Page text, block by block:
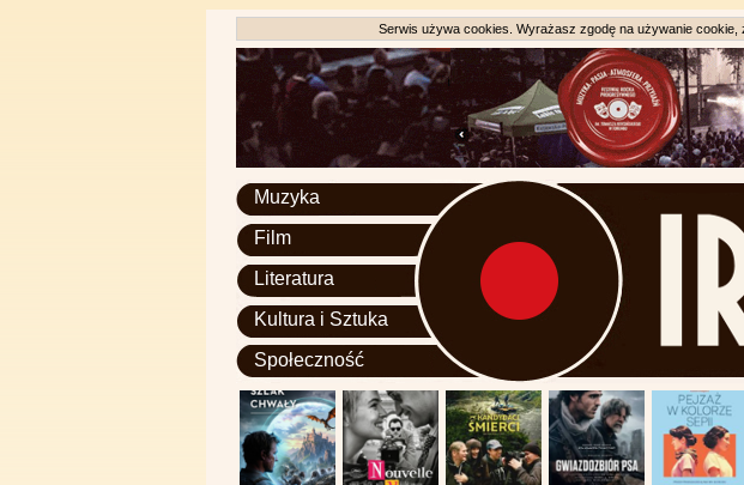
Serwis używa cookies. Wyrażasz zgodę na używanie
Muzyka
Film
Literatura
Kultura i Sztuka
Społeczność